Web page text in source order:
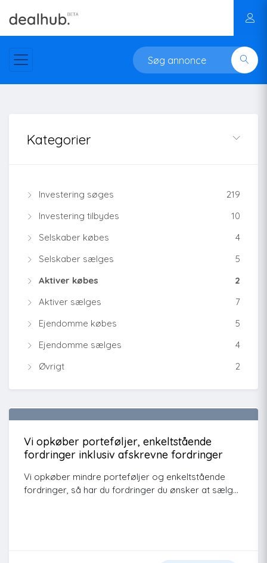
Kategorier
Investering søges
219
Investering tilbydes
10
Selskaber købes
4
Selskaber sælges
5
Aktiver købes
2
Aktiver sælges
7
Ejendomme købes
5
Ejendomme sælges
4
Øvrigt
2
Vi opkøber porteføljer, enkeltstående
fordringer inklusiv afskrevne fordringer
Vi opkøber mindre porteføljer og enkeltstående
fordringer, så har du fordringer du ønsker at sælg...